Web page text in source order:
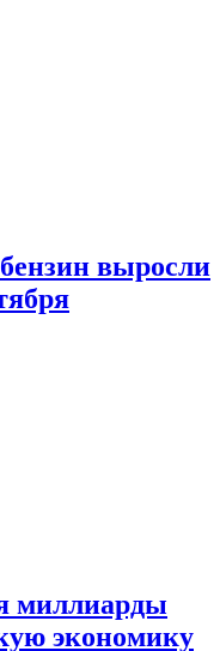
выросли
миллиарды
экономику